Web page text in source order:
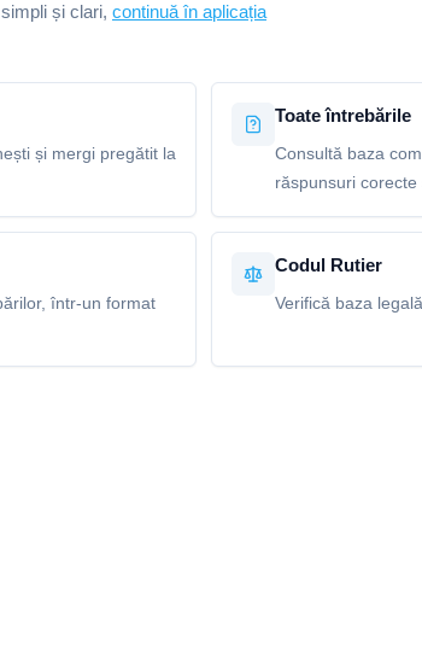
și clari, continuă în aplicația
și mergi pregătit la
Toate întrebările
Consultă baza
răspunsuri corecte
într-un format
Codul Rutier
Verifică baza